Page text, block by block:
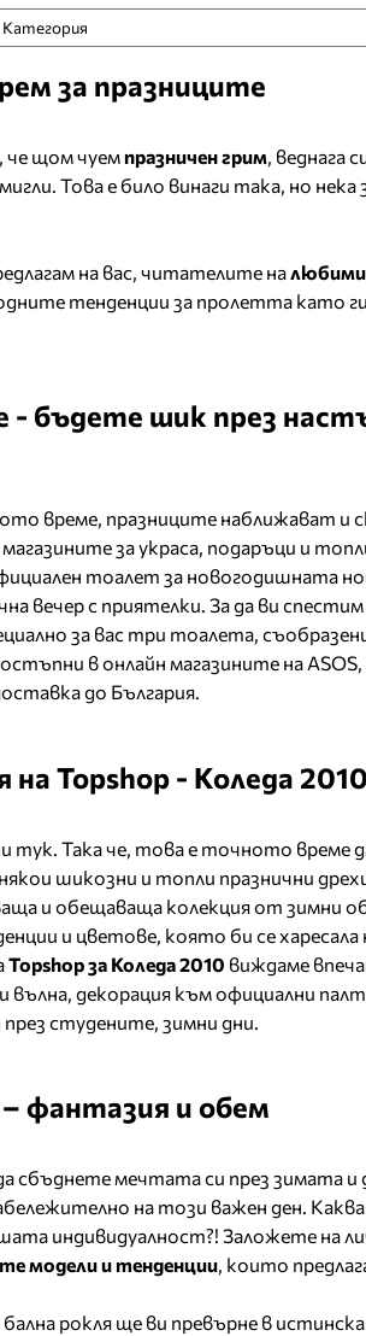
за празниците
че щом чуем празничен грим, веднага
Това е било винаги така, но
на вас, читателите на
тенденции за пролетта като
- бъдете шик през
време, празниците наближават и
магазините за украса, подаръци и
тоалет за новогодишната
вечер с приятелки. За да ви
за вас три тоалета,
в онлайн магазините на
до България.
на Topshop - Коледа 2010
тук. Така че, това е точното време
шикозни и топли празнични
и обещаваща колекция от зимни
и цветове, която би се харесала
Topshop за Коледа 2010 виждаме
вълна, декорация към официални
студените, зимни дни.
фантазия и обем
сбъднете мечтата си през зимата и
на този важен ден.
индивидуалност?! Заложете на
модели и тенденции, които
рокля ще ви превърне в